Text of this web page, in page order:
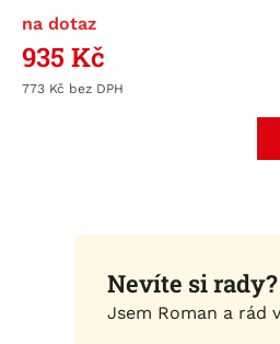
na dotaz
935 Kč
773 Kč
Nevíte si rady?
Jsem Roman a rád